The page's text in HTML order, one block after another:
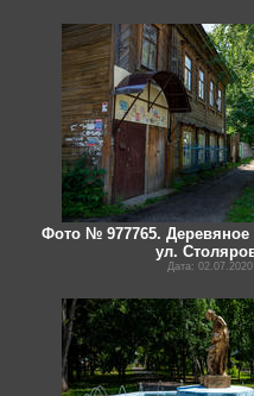
Фото № 977765. Деревяное
ул.
Дата: 02.07.2020